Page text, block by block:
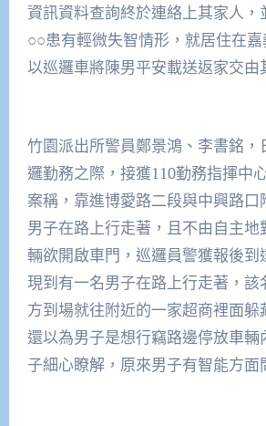
資訊資料查詢終於連絡上其家人，
○○患有輕微失智情形，就居住在
以巡邏車將陳男平安載送返家交由
竹園派出所警員鄭景鴻、李書銘，
邏勤務之際，接獲110勤務指揮中
案稱，靠進博愛路二段與中興路口
男子在路上行走著，且不由自主地
輛欲開啟車門，巡邏員警獲報後到
現到有一名男子在路上行走著，該
方到場就往附近的一家超商裡面躲
還以為男子是想行竊路邊停放車輛
子細心瞭解，原來男子有智能方面